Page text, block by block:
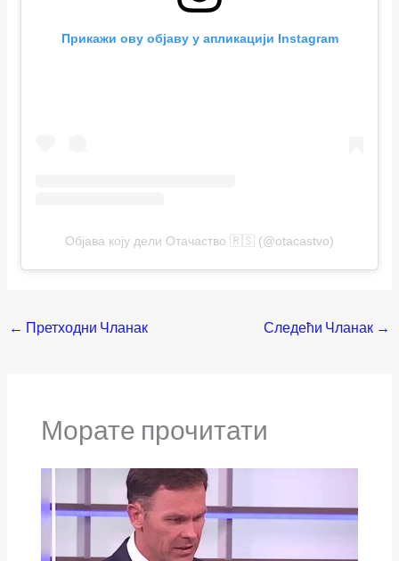
Прикажи ову објаву у апликацији Instagram
Објава коју дели Отачаство 🇷🇸 (@otacastvo)
← Претходни Чланак Следећи Чланак →
Морате прочитати